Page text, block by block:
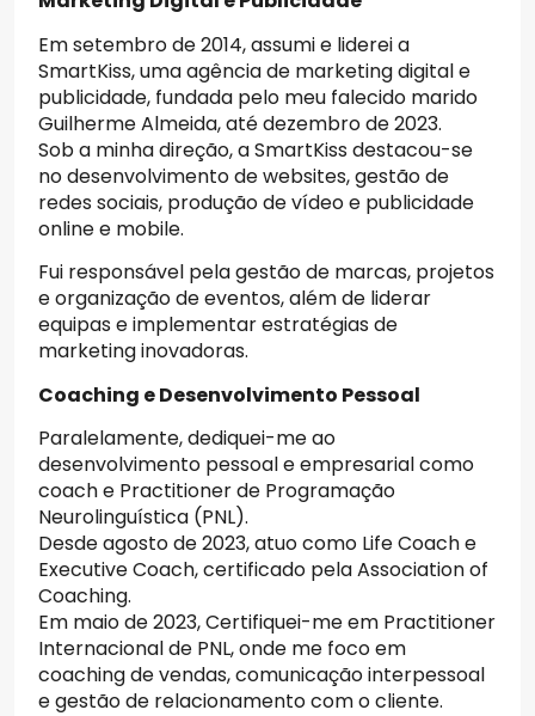
Em setembro de 2014, assumi e liderei a
SmartKiss, uma agência de marketing digital e
publicidade, fundada pelo meu falecido marido
Guilherme Almeida, até dezembro de 2023.
Sob a minha direção, a SmartKiss destacou-se
no desenvolvimento de websites, gestão de
redes sociais, produção de vídeo e publicidade
online e mobile.
Fui responsável pela gestão de marcas, projetos
e organização de eventos, além de liderar
equipas e implementar estratégias de
marketing inovadoras.
Coaching e Desenvolvimento Pessoal
Paralelamente, dediquei-me ao
desenvolvimento pessoal e empresarial como
coach e Practitioner de Programação
Neurolinguística (PNL).
Desde agosto de 2023, atuo como Life Coach e
Executive Coach, certificado pela Association of
Coaching.
Em maio de 2023, Certifiquei-me em Practitioner
Internacional de PNL, onde me foco em
coaching de vendas, comunicação interpessoal
e gestão de relacionamento com o cliente.